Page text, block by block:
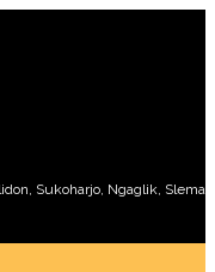
Sukoharjo, Ngaglik,